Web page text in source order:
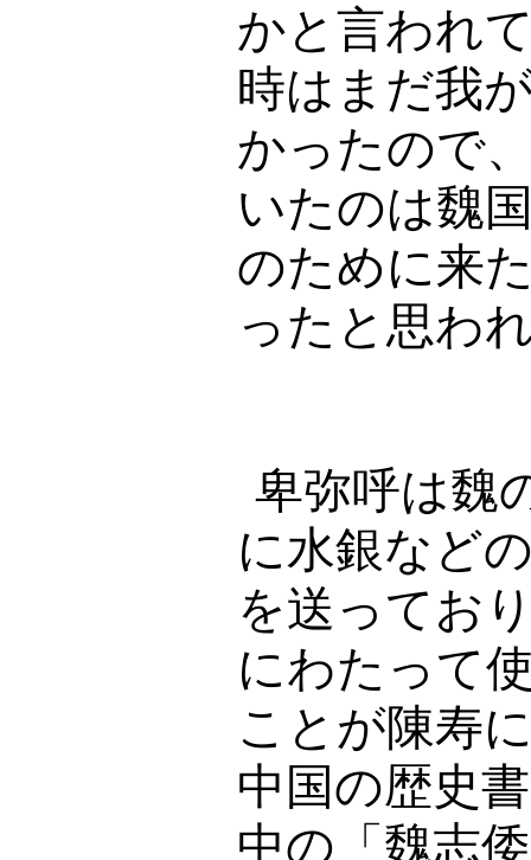
かと言われ
時はまだ我
かったので
いたのは魏
のために来
ったと思わ
卑弥呼は魏
に水銀など
を送ってお
にわたって
ことが陳寿
中国の歴史
中の「魏志